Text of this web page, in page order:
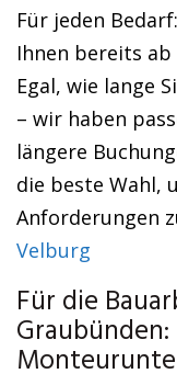
Für jeden
Ihnen bereits
Egal, wie lange
– wir haben
längere
die beste Wahl,
Anforderungen
Velburg
Für die